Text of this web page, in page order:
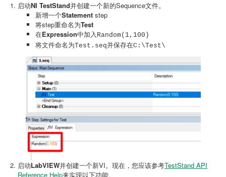
启动NI TestStand并创建一个新的Sequence文件。
新增一个Statement step
将step重命名为Test
在Expression中加入 Random(1,100)
将文件命名为Test.seq并保存在C:\Test\
启动LabVIEW并创建一个新VI。现在，您应该参考TestStand API
Reference Help来实现以下功能。